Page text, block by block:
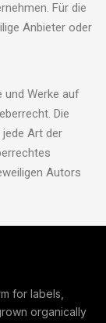
Für die
Anbieter oder
und Werke auf
Die
jede Art der
Autors
for labels,
organically